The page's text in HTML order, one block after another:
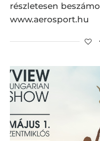
részletesen
www.aerosport.hu